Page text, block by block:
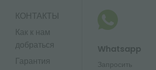
КОНТАКТЫ
Как к нам
добраться
Гарантия
Whatsapp
Запросить